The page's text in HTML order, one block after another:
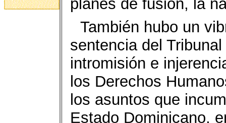
planes de fusión, la
También hubo un
sentencia del
intromisión e
los Derechos
los asuntos que
Estado Dominicano,